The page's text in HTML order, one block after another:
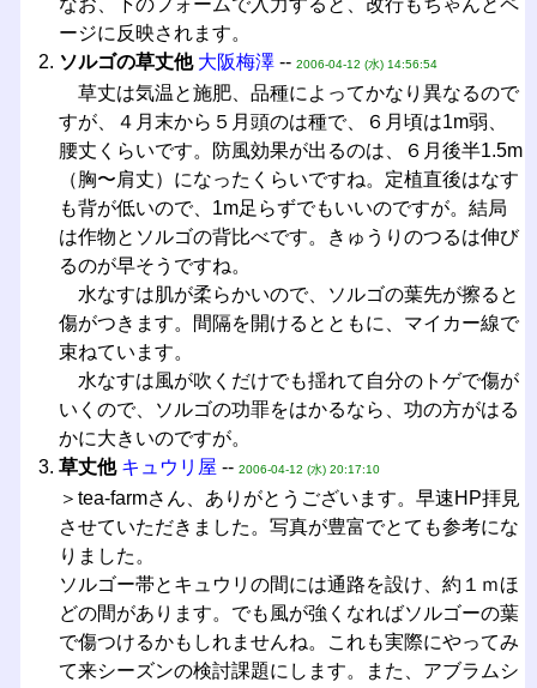
なお、下のフォームで入力すると、改行もちゃんとペ
ージに反映されます。
ソルゴの草丈他 大阪梅澤-- 2006-04-12 (水) 14:56:54
草丈は気温と施肥、品種によってかなり異なるので
すが、４月末から５月頭のは種で、６月頃は1m弱、
腰丈くらいです。防風効果が出るのは、６月後半1.5m
（胸〜肩丈）になったくらいですね。定植直後はなす
も背が低いので、1m足らずでもいいのですが。結局
は作物とソルゴの背比べです。きゅうりのつるは伸び
るのが早そうですね。
水なすは肌が柔らかいので、ソルゴの葉先が擦ると
傷がつきます。間隔を開けるとともに、マイカー線で
束ねています。
水なすは風が吹くだけでも揺れて自分のトゲで傷が
いくので、ソルゴの功罪をはかるなら、功の方がはる
かに大きいのですが。
草丈他 キュウリ屋 -- 2006-04-12 (水) 20:17:10
＞tea-farmさん、ありがとうございます。早速HP拝見
させていただきました。写真が豊富でとても参考にな
りました。
ソルゴー帯とキュウリの間には通路を設け、約１ｍほ
どの間があります。でも風が強くなればソルゴーの葉
で傷つけるかもしれませんね。これも実際にやってみ
て来シーズンの検討課題にします。また、アブラムシ